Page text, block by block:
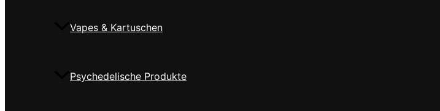
Vapes & Kartuschen
Psychedelische Produkte